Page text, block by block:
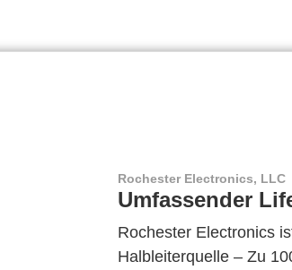
Rochester Electronics, LLC
Umfassender
Rochester Electronics
Halbleiterquelle – Zu